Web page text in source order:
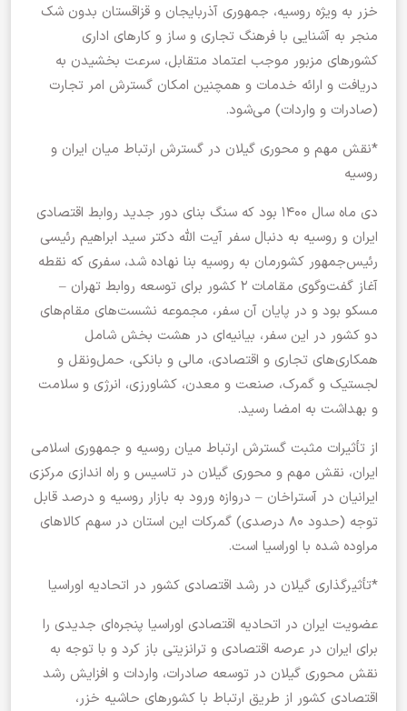
خزر به ویژه روسیه، جمهوری آذربایجان و قزاقستان بدون شک
منجر به آشنایی با فرهنگ تجاری و ساز و کارهای اداری
کشورهای مزبور موجب اعتماد متقابل، سرعت بخشیدن به
دریافت و ارائه خدمات و همچنین امکان گسترش امر تجارت
(صادرات و واردات) می‌شود.
*نقش مهم و محوری گیلان در گسترش ارتباط میان ایران و
روسیه
دی ماه سال ۱۴۰۰ بود که سنگ بنای دور جدید روابط اقتصادی
ایران و روسیه به دنبال سفر آیت الله دکتر سید ابراهیم رئیسی
رئیس‌جمهور کشورمان به روسیه بنا نهاده شد، سفری که نقطه
آغاز گفت‌‌وگوی مقامات ۲ کشور برای توسعه روابط تهران –
مسکو بود و در پایان آن سفر، مجموعه‌ نشست‌های مقام‌های
دو کشور در این سفر،‌ بیانیه‌ای در هشت بخش شامل
همکاری‌های تجاری و اقتصادی، مالی و بانکی، حمل‌ونقل و
لجستیک و گمرک، صنعت و معدن، کشاورزی، انرژی و سلامت
و بهداشت به امضا رسید.
از تأثیرات مثبت گسترش ارتباط میان روسیه و جمهوری اسلامی
ایران، نقش مهم و محوری گیلان در تاسیس و راه اندازی مرکزی
ایرانیان در آستراخان – دروازه ورود به بازار روسیه و درصد قابل
توجه (حدود ۸۰ درصدی) گمرکات این استان در سهم کالاهای
مراوده شده با اوراسیا است.
*تأثیرگذاری گیلان در رشد اقتصادی کشور در اتحادیه اوراسیا
عضویت ایران در اتحادیه اقتصادی اوراسیا پنجره‌ای جدیدی را
برای ایران در عرصه اقتصادی و ترانزیتی باز کرد و با توجه به
نقش محوری گیلان در توسعه صادرات، واردات و افزایش رشد
اقتصادی کشور از طریق ارتباط با کشورهای حاشیه خزر،